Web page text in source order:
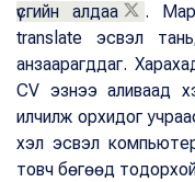
үсгийн алдаа
.
translate эсвэл
анзаарагддаг.
СV эзнээ аливаад
илчилж орхидог
хэл эсвэл
товч бөгөөд